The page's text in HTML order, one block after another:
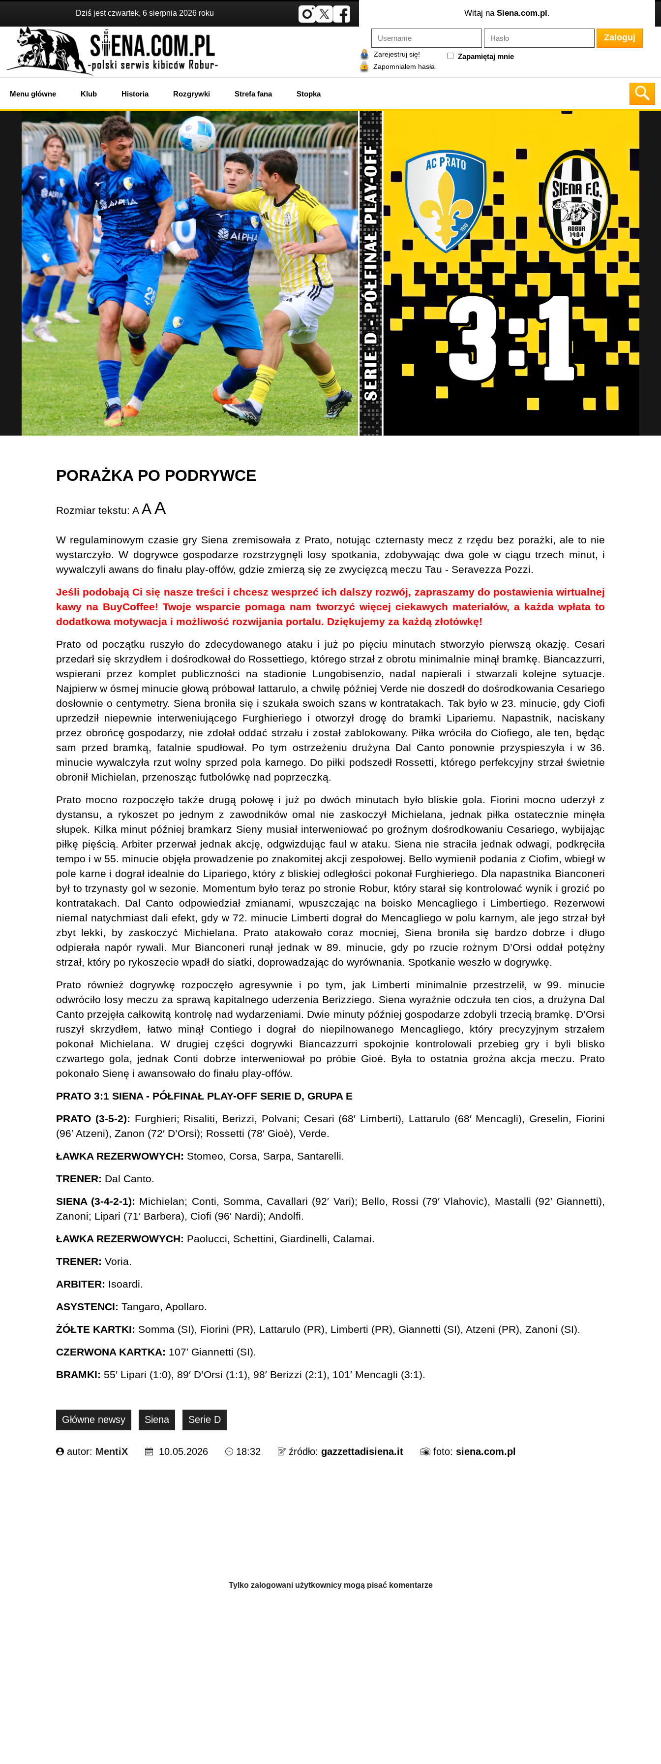
Dziś jest czwartek, 6 sierpnia 2026 roku Witaj na Siena.com.pl.
Zaloguj
Zarejestruj się!
Zapomniałem hasła
Zapamiętaj mnie
Menu główne Klub Historia Rozgrywki Strefa fana Stopka
PORAŻKA PO PODRYWCE
Rozmiar tekstu: A AA
W regulaminowym czasie gry Siena zremisowała z Prato, notując czternasty mecz z rzędu bez porażki, ale to nie
wystarczyło. W dogrywce gospodarze rozstrzygnęli losy spotkania, zdobywając dwa gole w ciągu trzech minut, i
wywalczyli awans do finału play-offów, gdzie zmierzą się ze zwycięzcą meczu Tau - Seravezza Pozzi.
Jeśli podobają Ci się nasze treści i chcesz wesprzeć ich dalszy rozwój, zapraszamy do postawienia wirtualnej
kawy na BuyCoffee! Twoje wsparcie pomaga nam tworzyć więcej ciekawych materiałów, a każda wpłata to
dodatkowa motywacja i możliwość rozwijania portalu. Dziękujemy za każdą złotówkę!
Prato od początku ruszyło do zdecydowanego ataku i już po pięciu minutach stworzyło pierwszą okazję. Cesari
przedarł się skrzydłem i dośrodkował do Rossettiego, którego strzał z obrotu minimalnie minął bramkę. Biancazzurri,
wspierani przez komplet publiczności na stadionie Lungobisenzio, nadal napierali i stwarzali kolejne sytuacje.
Najpierw w ósmej minucie głową próbował Iattarulo, a chwilę później Verde nie doszedł do dośrodkowania Cesariego
dosłownie o centymetry. Siena broniła się i szukała swoich szans w kontratakach. Tak było w 23. minucie, gdy Ciofi
uprzedził niepewnie interweniującego Furghieriego i otworzył drogę do bramki Lipariemu. Napastnik, naciskany
przez obrońcę gospodarzy, nie zdołał oddać strzału i został zablokowany. Piłka wróciła do Ciofiego, ale ten, będąc
sam przed bramką, fatalnie spudłował. Po tym ostrzeżeniu drużyna Dal Canto ponownie przyspieszyła i w 36.
minucie wywalczyła rzut wolny sprzed pola karnego. Do piłki podszedł Rossetti, którego perfekcyjny strzał świetnie
obronił Michielan, przenosząc futbolówkę nad poprzeczką.
Prato mocno rozpoczęło także drugą połowę i już po dwóch minutach było bliskie gola. Fiorini mocno uderzył z
dystansu, a rykoszet po jednym z zawodników omal nie zaskoczył Michielana, jednak piłka ostatecznie minęła
słupek. Kilka minut później bramkarz Sieny musiał interweniować po groźnym dośrodkowaniu Cesariego, wybijając
piłkę pięścią. Arbiter przerwał jednak akcję, odgwizdując faul w ataku. Siena nie straciła jednak odwagi, podkręciła
tempo i w 55. minucie objęła prowadzenie po znakomitej akcji zespołowej. Bello wymienił podania z Ciofim, wbiegł w
pole karne i dograł idealnie do Lipariego, który z bliskiej odległości pokonał Furghieriego. Dla napastnika Bianconeri
był to trzynasty gol w sezonie. Momentum było teraz po stronie Robur, który starał się kontrolować wynik i grozić po
kontratakach. Dal Canto odpowiedział zmianami, wpuszczając na boisko Mencagliego i Limbertiego. Rezerwowi
niemal natychmiast dali efekt, gdy w 72. minucie Limberti dograł do Mencagliego w polu karnym, ale jego strzał był
zbyt lekki, by zaskoczyć Michielana. Prato atakowało coraz mocniej, Siena broniła się bardzo dobrze i długo
odpierała napór rywali. Mur Bianconeri runął jednak w 89. minucie, gdy po rzucie rożnym D’Orsi oddał potężny
strzał, który po rykoszecie wpadł do siatki, doprowadzając do wyrównania. Spotkanie weszło w dogrywkę.
Prato również dogrywkę rozpoczęło agresywnie i po tym, jak Limberti minimalnie przestrzelił, w 99. minucie
odwróciło losy meczu za sprawą kapitalnego uderzenia Berizziego. Siena wyraźnie odczuła ten cios, a drużyna Dal
Canto przejęła całkowitą kontrolę nad wydarzeniami. Dwie minuty później gospodarze zdobyli trzecią bramkę. D’Orsi
ruszył skrzydłem, łatwo minął Contiego i dograł do niepilnowanego Mencagliego, który precyzyjnym strzałem
pokonał Michielana. W drugiej części dogrywki Biancazzurri spokojnie kontrolowali przebieg gry i byli blisko
czwartego gola, jednak Conti dobrze interweniował po próbie Gioè. Była to ostatnia groźna akcja meczu. Prato
pokonało Sienę i awansowało do finału play-offów.
PRATO 3:1 SIENA - PÓŁFINAŁ PLAY-OFF SERIE D, GRUPA E
PRATO (3-5-2): Furghieri; Risaliti, Berizzi, Polvani; Cesari (68′ Limberti), Lattarulo (68′ Mencagli), Greselin, Fiorini
(96′ Atzeni), Zanon (72′ D’Orsi); Rossetti (78′ Gioè), Verde.
ŁAWKA REZERWOWYCH: Stomeo, Corsa, Sarpa, Santarelli.
TRENER: Dal Canto.
SIENA (3-4-2-1): Michielan; Conti, Somma, Cavallari (92′ Vari); Bello, Rossi (79′ Vlahovic), Mastalli (92′ Giannetti),
Zanoni; Lipari (71′ Barbera), Ciofi (96′ Nardi); Andolfi.
ŁAWKA REZERWOWYCH: Paolucci, Schettini, Giardinelli, Calamai.
TRENER: Voria.
ARBITER: Isoardi.
ASYSTENCI: Tangaro, Apollaro.
ŻÓŁTE KARTKI: Somma (SI), Fiorini (PR), Lattarulo (PR), Limberti (PR), Giannetti (SI), Atzeni (PR), Zanoni (SI).
CZERWONA KARTKA: 107′ Giannetti (SI).
BRAMKI: 55′ Lipari (1:0), 89′ D’Orsi (1:1), 98′ Berizzi (2:1), 101′ Mencagli (3:1).
Główne newsy Siena Serie D
autor: MentiX 10.05.2026 18:32 źródło: gazzettadisiena.it foto: siena.com.pl
Tylko zalogowani użytkownicy mogą pisać komentarze